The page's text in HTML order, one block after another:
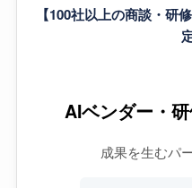
【100社以上の商談・研
AIベンダー・
成果を生むパ